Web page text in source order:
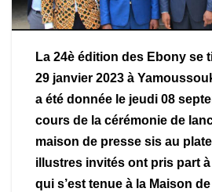
La 24è édition des Ebony se
29 janvier 2023 à
a été donnée le jeudi 08
cours de la cérémonie de
maison de presse sis au
illustres invités ont pris part
qui s’est tenue à la Maison